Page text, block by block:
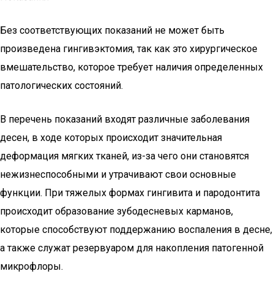
Без соответствующих показаний не может быть
произведена гингивэктомия, так как это хирургическое
вмешательство, которое требует наличия определенных
патологических состояний.
В перечень показаний входят различные заболевания
десен, в ходе которых происходит значительная
деформация мягких тканей, из-за чего они становятся
нежизнеспособными и утрачивают свои основные
функции. При тяжелых формах гингивита и пародонтита
происходит образование зубодесневых карманов,
которые способствуют поддержанию воспаления в десне,
а также служат резервуаром для накопления патогенной
микрофлоры.